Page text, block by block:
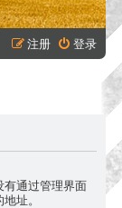
登录
注册
有通过管理界面
址。